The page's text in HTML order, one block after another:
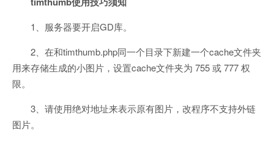
1、服务器要开启GD库。
2、在和timthumb.php同一个目录下新建一个cache文件夹
用来存储生成的小图片，设置cache文件夹为 755 或 777 权
限。
3、请使用绝对地址来表示原有图片，改程序不支持外链
图片。